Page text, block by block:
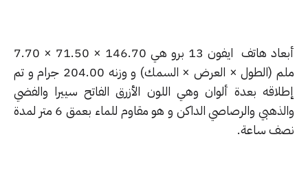
أبعاد هاتف ايفون 13 برو هي 146.70 × 71.50 × 7.70
ملم (الطول × العرض × السمك) و وزنه 204.00 جرام و تم
بعدة ألوان وهي اللون الأزرق الفاتح سييرا والفضي
والذهبي والرصاصي الداكن و هو مقاوم للماء بعمق 6 متر لمدة
ساعة.